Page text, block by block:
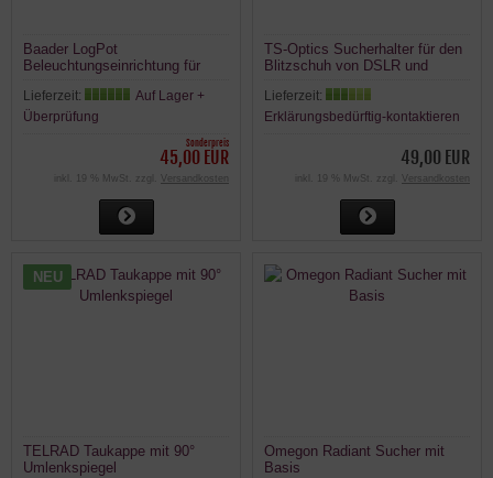
Baader LogPot
Beleuchtungseinrichtung für
Lieferzeit:
Auf Lager +
Überprüfung
Sonderpreis
45,00 EUR
inkl. 19 % MwSt. zzgl. Versandkosten
TS-Optics Sucherhalter für den
Blitzschuh von DSLR und
Lieferzeit:
Erklärungsbedürftig-kontaktieren
49,00 EUR
inkl. 19 % MwSt. zzgl. Versandkosten
NEU
TELRAD Taukappe mit 90°
Umlenkspiegel
Omegon Radiant Sucher mit
Basis